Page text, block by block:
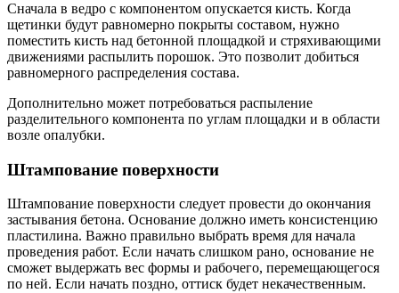
Сначала в ведро с компонентом опускается кисть. Когда
щетинки будут равномерно покрыты составом, нужно
поместить кисть над бетонной площадкой и стряхивающими
движениями распылить порошок. Это позволит добиться
равномерного распределения состава.
Дополнительно может потребоваться распыление
разделительного компонента по углам площадки и в области
возле опалубки.
Штампование поверхности
Штампование поверхности следует провести до окончания
застывания бетона. Основание должно иметь консистенцию
пластилина. Важно правильно выбрать время для начала
проведения работ. Если начать слишком рано, основание не
сможет выдержать вес формы и рабочего, перемещающегося
по ней. Если начать поздно, оттиск будет некачественным.